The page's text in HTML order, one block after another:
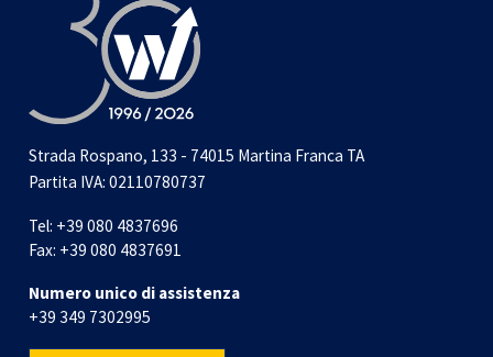
Strada Rospano, 133 - 74015 Martina Franca TA
Partita IVA: 02110780737
Tel: +39 080 4837696
Fax: +39 080 4837691
Numero unico di assistenza
+39 349 7302995